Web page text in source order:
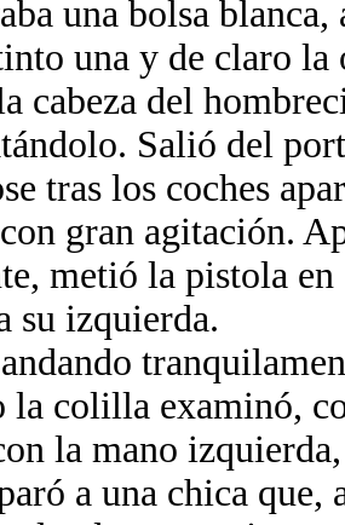
una bolsa
una y de claro
cabeza del
Salió del
tras los coches
gran agitación.
metió la pistola
su izquierda.
la colilla examinó,
la mano
a una chica que,